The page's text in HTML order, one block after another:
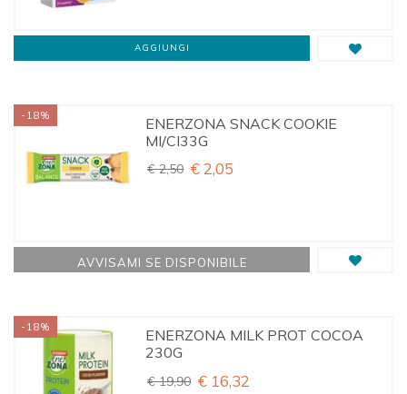
AGGIUNGI
ENERZONA SNACK COOKIE
MI/CI33G
€ 2,50 € 2,05
-18%
AVVISAMI SE DISPONIBILE
ENERZONA MILK PROT COCOA
230G
€ 19,90 € 16,32
-18%